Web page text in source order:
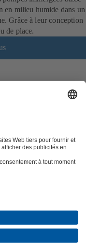
en milieu humide dans un
Grâce à leur conception
de place.
de carrière chez